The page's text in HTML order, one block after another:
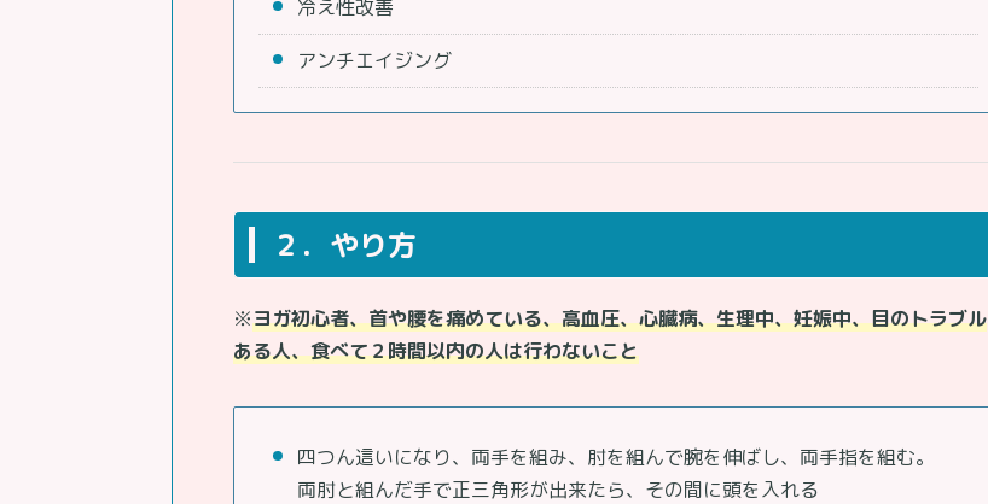
冷え性改善
アンチエイジング
２．やり方
※ヨガ初心者、首や腰を痛めている、高血圧、心臓病、生理中、妊娠中、目のトラブル
ある人、食べて２時間以内の人は行わないこと
四つん這いになり、両手を組み、肘を組んで腕を伸ばし、両手指を組む。
両肘と組んだ手で正三角形が出来たら、その間に頭を入れる